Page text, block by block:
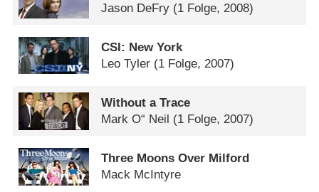
Jason DeFry (1 Folge, 2008)
CSI: New York
Leo Tyler (1 Folge, 2007)
Without a Trace
Mark O“ Neil (1 Folge, 2007)
Three Moons Over Milford
Mack McIntyre